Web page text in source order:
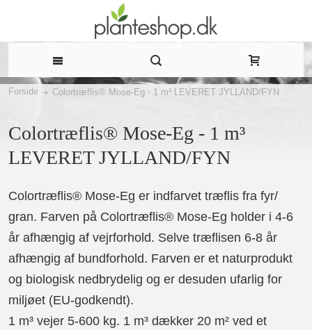
Forside Colortræflis® Mose-Eg - 1 m³ LEVERET JYLLAND/FYN
Colortræflis® Mose-Eg - 1 m³
LEVERET JYLLAND/FYN
Colortræflis® Mose-Eg er indfarvet træflis fra fyr/
gran. Farven på Colortræflis® Mose-Eg holder i 4-6
år afhængig af vejrforhold. Selve træflisen 6-8 år
afhængig af bundforhold. Farven er et naturprodukt
og biologisk nedbrydelig og er desuden ufarlig for
miljøet (EU-godkendt).
1 m³ vejer 5-600 kg. 1 m³ dækker 20 m² ved et